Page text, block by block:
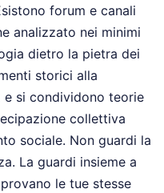
forum e canali
analizzato nei minimi
dietro la pietra dei
storici alla
e si condividono teorie
collettiva
sociale. Non guardi la
La guardi insieme a
le tue stesse